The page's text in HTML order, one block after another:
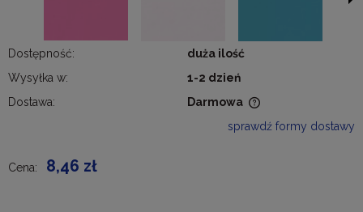
Dostępność:
duża ilość
Wysyłka w:
1-2 dzień
Dostawa:
Darmowa
sprawdź formy dostawy
Cena: 8,46 zł